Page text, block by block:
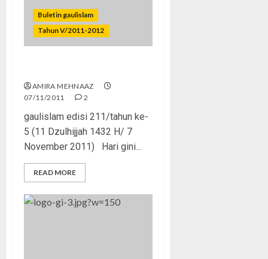
Buletin gaulislam
Tahun V/2011-2012
AMIRA MEHNAAZ
07/11/2011
2
gaulislam edisi 211/tahun ke-
5 (11 Dzulhijjah 1432 H/ 7
November 2011) Hari gini...
READ MORE